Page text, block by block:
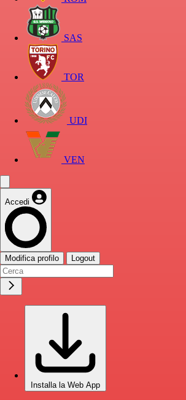
SAS
TOR
UDI
VEN
Accedi
Modifica profilo Logout
Installa la Web App